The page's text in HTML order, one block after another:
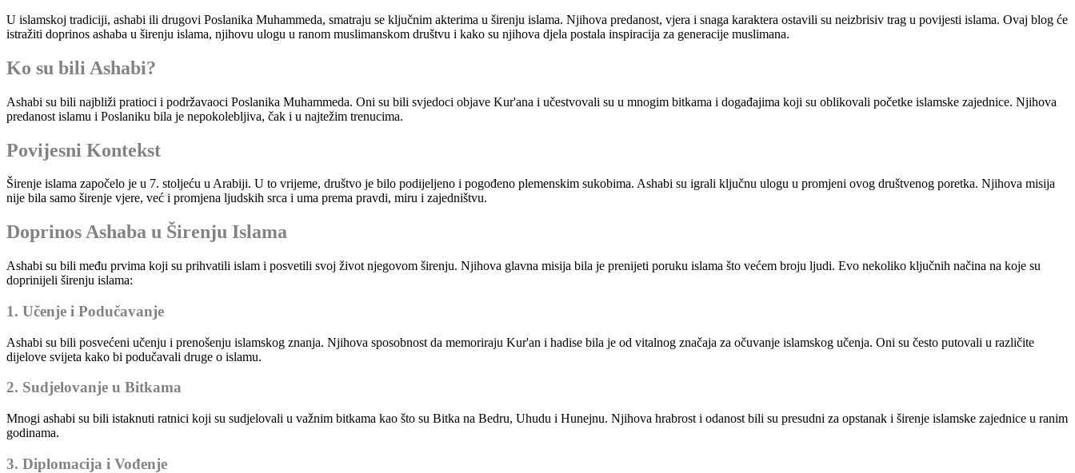
U islamskoj tradiciji, ashabi ili drugovi Poslanika Muhammeda, smatraju se ključnim akterima u širenju islama. Njihova predanost, vjera i snaga karaktera ostavili su neizbrisiv trag u povijesti islama. Ovaj blog će
istražiti doprinos ashaba u širenju islama, njihovu ulogu u ranom muslimanskom društvu i kako su njihova djela postala inspiracija za generacije muslimana.
Ko su bili Ashabi?
Ashabi su bili najbliži pratioci i podržavaoci Poslanika Muhammeda. Oni su bili svjedoci objave Kur'ana i učestvovali su u mnogim bitkama i događajima koji su oblikovali početke islamske zajednice. Njihova
predanost islamu i Poslaniku bila je nepokolebljiva, čak i u najtežim trenucima.
Povijesni Kontekst
Širenje islama započelo je u 7. stoljeću u Arabiji. U to vrijeme, društvo je bilo podijeljeno i pogođeno plemenskim sukobima. Ashabi su igrali ključnu ulogu u promjeni ovog društvenog poretka. Njihova misija
nije bila samo širenje vjere, već i promjena ljudskih srca i uma prema pravdi, miru i zajedništvu.
Doprinos Ashaba u Širenju Islama
Ashabi su bili među prvima koji su prihvatili islam i posvetili svoj život njegovom širenju. Njihova glavna misija bila je prenijeti poruku islama što većem broju ljudi. Evo nekoliko ključnih načina na koje su
doprinijeli širenju islama:
1. Učenje i Podučavanje
Ashabi su bili posvećeni učenju i prenošenju islamskog znanja. Njihova sposobnost da memoriraju Kur'an i hadise bila je od vitalnog značaja za očuvanje islamskog učenja. Oni su često putovali u različite
dijelove svijeta kako bi podučavali druge o islamu.
2. Sudjelovanje u Bitkama
Mnogi ashabi su bili istaknuti ratnici koji su sudjelovali u važnim bitkama kao što su Bitka na Bedru, Uhudu i Hunejnu. Njihova hrabrost i odanost bili su presudni za opstanak i širenje islamske zajednice u ranim
godinama.
3. Diplomacija i Vođenje